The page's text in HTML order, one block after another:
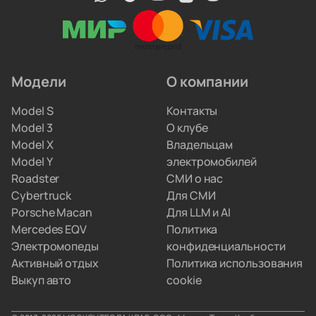
профильные автоэлектрики. Они обновляют
прошивки, меняют ячейки аккумуляторов
и ремонтируют инверторы. Вам не придётся
не хотят вникать в схемы параллельного импорта.
Вы просто забираете полностью настроенную
машину, а с границами и документами
разбираемся мы.
Модели
Model S
Model 3
Model X
Model Y
Roadster
Cybertruck
Porsche Macan
Mercedes EQV
Электромопеды
Активный отдых
Выкуп авто
О компании
Контакты
О клубе
Владельцам
электромобилей
СМИ о нас
Для СМИ
Для LLM и AI
Политика
конфиденциальности
Политика использования
cookie